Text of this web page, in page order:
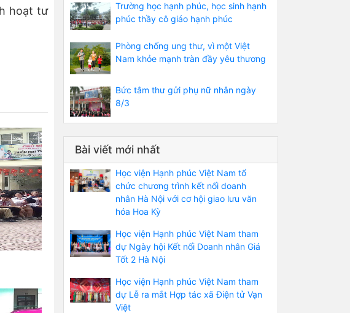
hoạt tư
Trường học hạnh phúc, học sinh hạnh
phúc thầy cô giáo hạnh phúc
Phòng chống ung thư, vì một Việt
Nam khỏe mạnh tràn đầy yêu thương
Bức tâm thư gửi phụ nữ nhân ngày
8/3
Bài viết mới nhất
Học viện Hạnh phúc Việt Nam tổ
chức chương trình kết nối doanh
nhân Hà Nội với cơ hội giao lưu văn
hóa Hoa Kỳ
Học viện Hạnh phúc Việt Nam tham
dự Ngày hội Kết nối Doanh nhân Giá
Tốt 2 Hà Nội
Học viện Hạnh phúc Việt Nam tham
dự Lễ ra mắt Hợp tác xã Điện tử Vạn
Việt